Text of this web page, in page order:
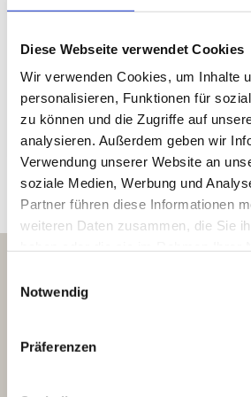
Diese Webseite verwendet Cookies
Wir verwenden Cookies, um Inhalte
personalisieren, Funktionen für
zu können und die Zugriffe auf
analysieren. Außerdem geben wir
Verwendung unserer Website an
soziale Medien, Werbung und
Partner führen diese Informationen
weiteren Daten zusammen, die Sie
Notwendig
Präferenzen